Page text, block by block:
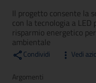
Il progetto consente la
con la tecnologia a
risparmio energetico
ambientale
Condividi Vedi
Argomenti